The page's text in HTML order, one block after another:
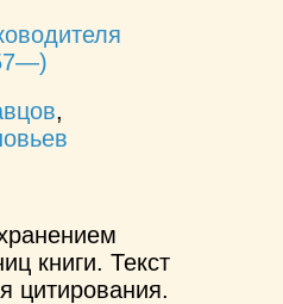
,
книги. Текст
цитирования.